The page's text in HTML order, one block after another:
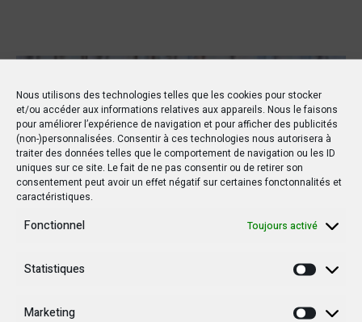
Nous utilisons des technologies telles que les cookies pour stocker
et/ou accéder aux informations relatives aux appareils. Nous le faisons
pour améliorer l’expérience de navigation et pour afficher des publicités
(non-)personnalisées. Consentir à ces technologies nous autorisera à
traiter des données telles que le comportement de navigation ou les ID
uniques sur ce site. Le fait de ne pas consentir ou de retirer son
consentement peut avoir un effet négatif sur certaines fonctonnalités et
caractéristiques.
Fonctionnel Toujours activé
Statistiques
Marketing